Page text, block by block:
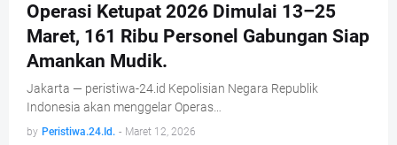
Operasi Ketupat 2026 Dimulai 13–25
Maret, 161 Ribu Personel Gabungan Siap
Amankan Mudik.
Jakarta — peristiwa-24.id Kepolisian Negara Republik
Indonesia akan menggelar Operas…
by Peristiwa.24.Id. - Maret 12, 2026